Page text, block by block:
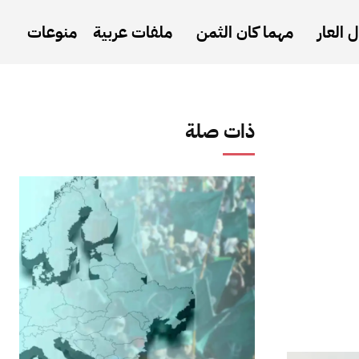
العار مهما كان الثمن ملفات عربية منوعات
ذات صلة